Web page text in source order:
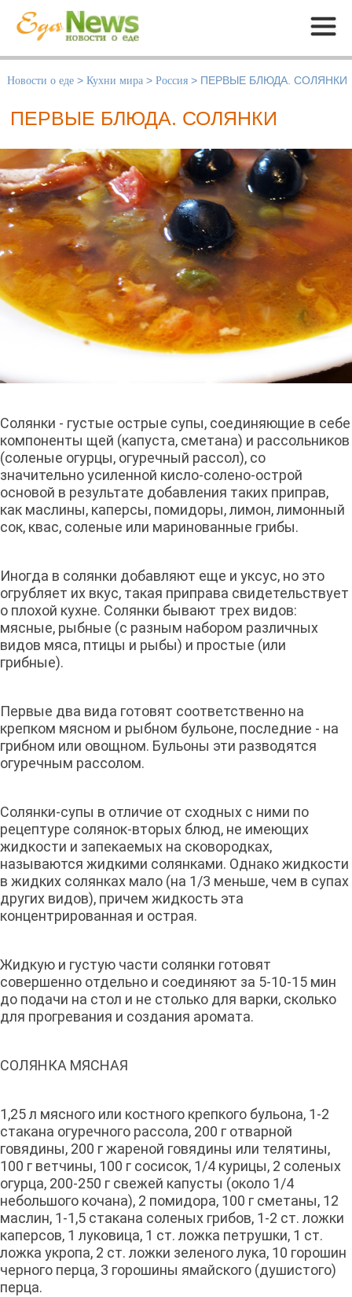
Меню
Новости о еде > Кухни мира > Россия > ПЕРВЫЕ БЛЮДА. СОЛЯНКИ
ПЕРВЫЕ БЛЮДА. СОЛЯНКИ
Солянки - густые острые супы, соединяющие в себе
компоненты щей (капуста, сметана) и рассольников
(соленые огурцы, огуречный рассол), со
значительно усиленной кисло-солено-острой
основой в результате добавления таких приправ,
как маслины, каперсы, помидоры, лимон, лимонный
сок, квас, соленые или маринованные грибы.
Иногда в солянки добавляют еще и уксус, но это
огрубляет их вкус, такая приправа свидетельствует
о плохой кухне. Солянки бывают трех видов:
мясные, рыбные (с разным набором различных
видов мяса, птицы и рыбы) и простые (или
грибные).
Первые два вида готовят соответственно на
крепком мясном и рыбном бульоне, последние - на
грибном или овощном. Бульоны эти разводятся
огуречным рассолом.
Солянки-супы в отличие от сходных с ними по
рецептуре солянок-вторых блюд, не имеющих
жидкости и запекаемых на сковородках,
называются жидкими солянками. Однако жидкости
в жидких солянках мало (на 1/3 меньше, чем в супах
других видов), причем жидкость эта
концентрированная и острая.
Жидкую и густую части солянки готовят
совершенно отдельно и соединяют за 5-10-15 мин
до подачи на стол и не столько для варки, сколько
для прогревания и создания аромата.
СОЛЯНКА МЯСНАЯ
1,25 л мясного или костного крепкого бульона, 1-2
стакана огуречного рассола, 200 г отварной
говядины, 200 г жареной говядины или телятины,
100 г ветчины, 100 г сосисок, 1/4 курицы, 2 соленых
огурца, 200-250 г свежей капусты (около 1/4
небольшого кочана), 2 помидора, 100 г сметаны, 12
маслин, 1-1,5 стакана соленых грибов, 1-2 ст. ложки
каперсов, 1 луковица, 1 ст. ложка петрушки, 1 ст.
ложка укропа, 2 ст. ложки зеленого лука, 10 горошин
черного перца, 3 горошины ямайского (душистого)
перца.